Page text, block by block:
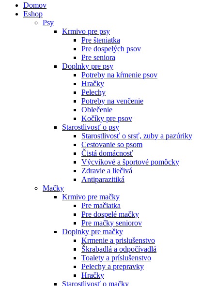
Domov
Eshop
Psy
Krmivo pre psy
Pre šteniatka
Pre dospelých psov
Pre seniora
Doplnky pre psy
Potreby na kŕmenie psov
Hračky
Pelechy
Potreby na venčenie
Oblečenie
Kočíky pre psov
Starostlivosť o psy
Starostlivosť o srsť, zuby a pazúriky
Cestovanie so psom
Čistá domácnosť
Výcvikové a športové pomôcky
Zdravie a liečivá
Antiparazitiká
Mačky
Krmivo pre mačky
Pre mačiatka
Pre dospelé mačky
Pre mačky seniorov
Doplnky pre mačky
Krmenie a prislušenstvo
Škrabadlá a odpočívadlá
Toalety а príslušenstvo
Pelechy a prepravky
Hračky
Starostlivosť o mačky